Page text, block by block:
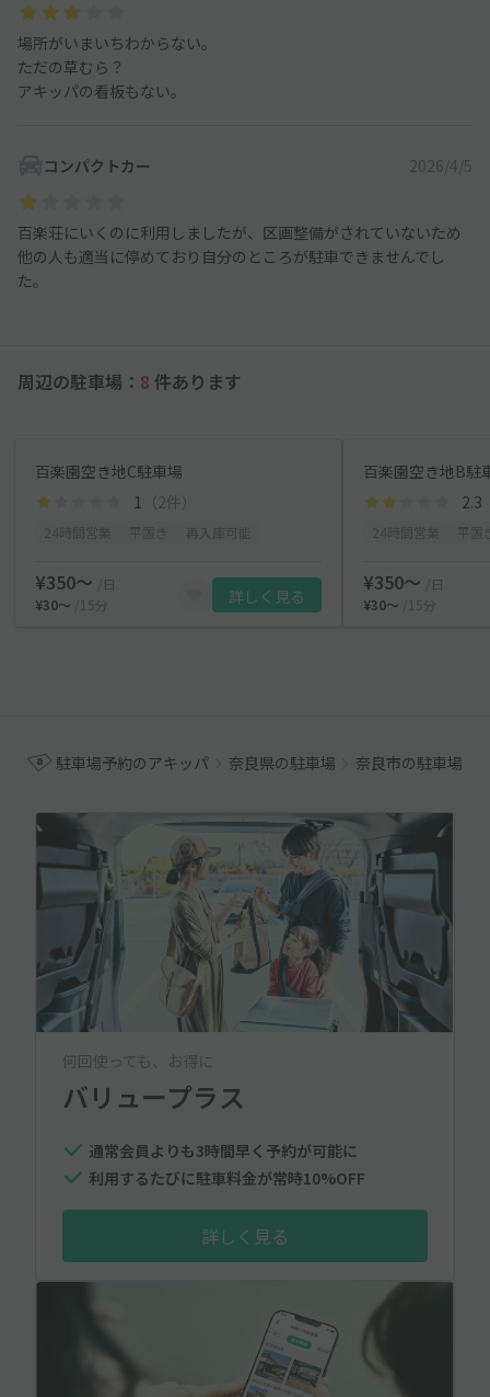
場所がいまいちわからない。
ただの草むら？
アキッパの看板もない。
コンパクトカー 2026/4/5
百楽荘にいくのに利用しましたが、区画整備がされていないため
他の人も適当に停めており自分のところが駐車できませんでし
た。
周辺の駐車場： 8 件あります
百楽園空き地C駐車場
1
（2件）
¥350〜
/日
¥30〜
/15分 詳しく見る
百楽園空き地B駐
2.3
¥350〜
/日
¥30〜
/15分
駐車場予約のアキッパ 奈良県の駐車場 奈良市の駐車場
何回使っても、お得に
バリュープラス
通常会員よりも3時間早く予約が可能に
利用するたびに駐車料金が常時10%OFF
詳しく見る